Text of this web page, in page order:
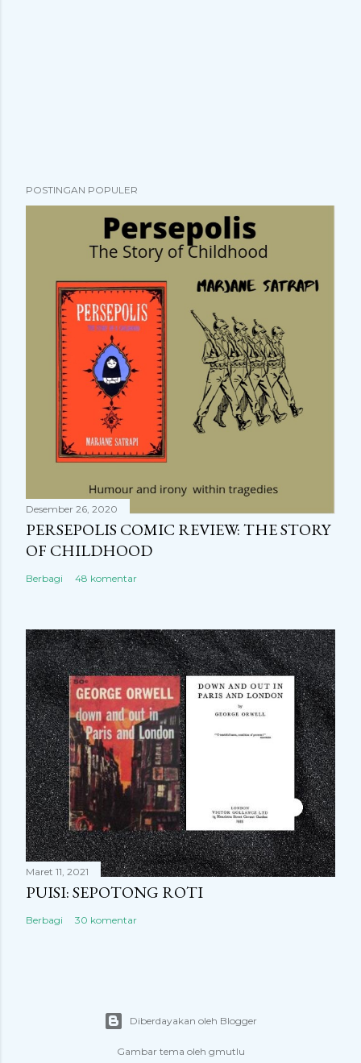
POSTINGAN POPULER
Desember 26, 2020
PERSEPOLIS COMIC REVIEW: THE STORY
OF CHILDHOOD
Berbagi 48 komentar
Maret 11, 2021
PUISI: SEPOTONG ROTI
Berbagi 30 komentar
Diberdayakan oleh Blogger
Gambar tema oleh gmutlu